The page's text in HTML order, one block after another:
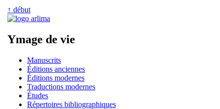
↑ début
Ymage de vie
Manuscrits
Éditions anciennes
Éditions modernes
Traductions modernes
Études
Répertoires bibliographiques